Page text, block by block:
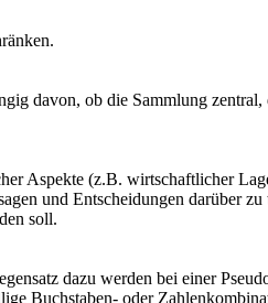
davon, ob die Sammlung zentral,
Aspekte (z.B. wirtschaftlicher
und Entscheidungen darüber
soll.
dazu werden bei einer
Buchstaben- oder